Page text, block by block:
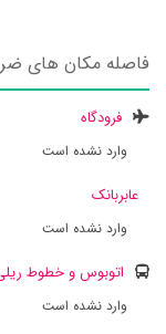
فاصله مکان های ضروری
فرودگاه
وارد نشده است
عابربانک
وارد نشده است
اتوبوس و خطوط
وارد نشده است